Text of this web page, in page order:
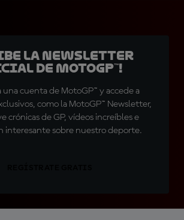
la Newsletter
de MotoGP™!
una cuenta de MotoGP™ y accede a
como la MotoGP™ Newsletter,
crónicas de GP, vídeos increíbles e
interesante sobre nuestro deporte.